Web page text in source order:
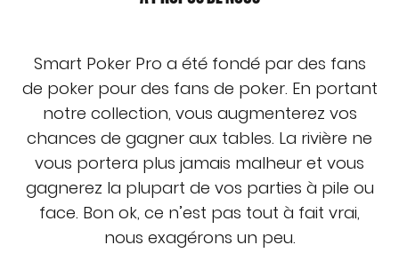
Smart Poker Pro a été fondé par des fans
de poker pour des fans de poker. En portant
notre collection, vous augmenterez vos
chances de gagner aux tables. La rivière ne
vous portera plus jamais malheur et vous
gagnerez la plupart de vos parties à pile ou
face. Bon ok, ce n’est pas tout à fait vrai,
nous exagérons un peu.